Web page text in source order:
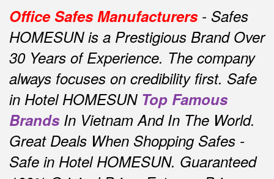
Office Safes Manufacturers - Safes
HOMESUN is a Prestigious Brand Over
30 Years of Experience. The company
always focuses on credibility first. Safe
in Hotel HOMESUN Top Famous
Brands In Vietnam And In The World.
Great Deals When Shopping Safes -
Safe in Hotel HOMESUN. Guaranteed